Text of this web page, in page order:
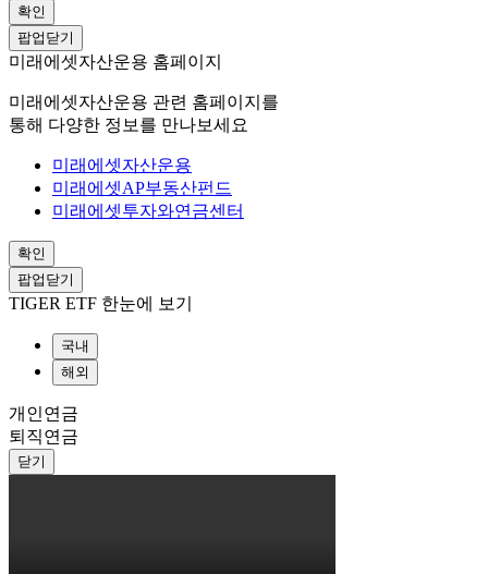
확인
팝업닫기
미래에셋자산운용 홈페이지
미래에셋자산운용 관련 홈페이지를
통해 다양한 정보를 만나보세요
미래에셋자산운용
미래에셋AP부동산펀드
미래에셋투자와연금센터
확인
팝업닫기
TIGER ETF 한눈에 보기
국내
해외
개인연금
퇴직연금
닫기